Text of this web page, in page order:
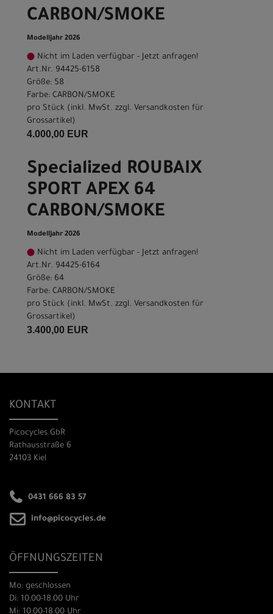
CARBON/SMOKE
Modelljahr 2026
Nicht im Laden verfügbar - Jetzt anfragen!
Art.Nr. 94425-6158
Größe: 58
Farbe: CARBON/SMOKE
pro Stück (inkl. MwSt. zzgl. Versandkosten für
Grossartikel)
4.000,00 EUR
Specialized ROUBAIX
SPORT APEX 64
CARBON/SMOKE
Modelljahr 2026
Nicht im Laden verfügbar - Jetzt anfragen!
Art.Nr. 94425-6164
Größe: 64
Farbe: CARBON/SMOKE
pro Stück (inkl. MwSt. zzgl. Versandkosten für
Grossartikel)
3.400,00 EUR
KONTAKT
Picocycles GbR
Rathausstraße 6
24103 Kiel
0431 666 83 57
info@picocycles.de
ÖFFNUNGSZEITEN
Mo: geschlossen
Di: 10:00-18:00 Uhr
Mi: 10:00-18:00 Uhr